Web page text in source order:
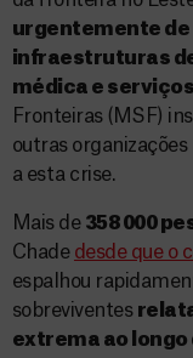
urgentemente de
infraestruturas
médica e
Fronteiras (MSF)
outras
a esta crise.
Mais de 358 000
Chade desde que o
espalhou
sobreviventes
extrema ao longo